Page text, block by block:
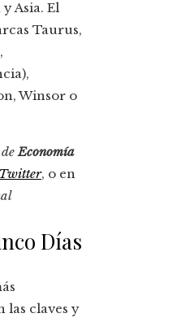
Asia. El
Taurus,
Winsor o
deEconomía
Twitter, o en
Días
las claves y